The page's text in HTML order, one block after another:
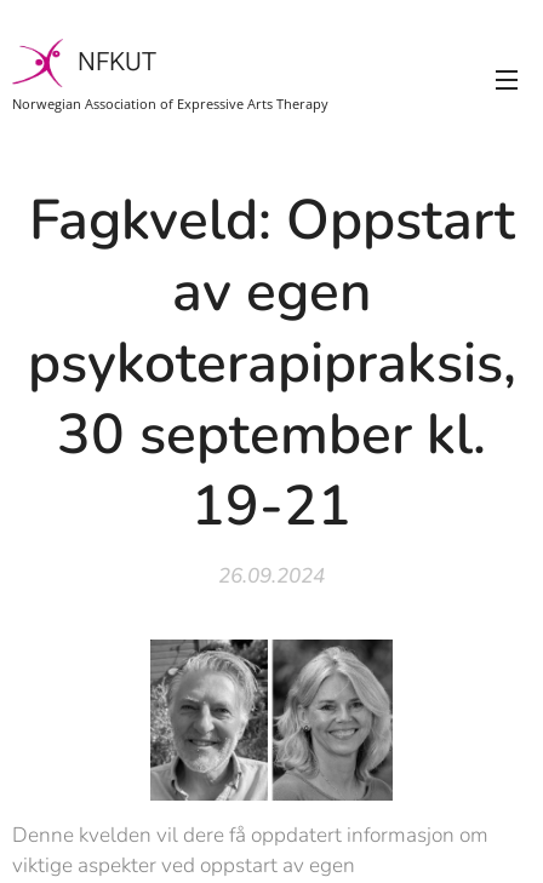
NFKUT
Norwegian Association of Expressive Arts Therapy
Fagkveld: Oppstart
av egen
psykoterapipraksis,
30 september kl.
19-21
26.09.2024
Denne kvelden vil dere få oppdatert informasjon om
viktige aspekter ved oppstart av egen